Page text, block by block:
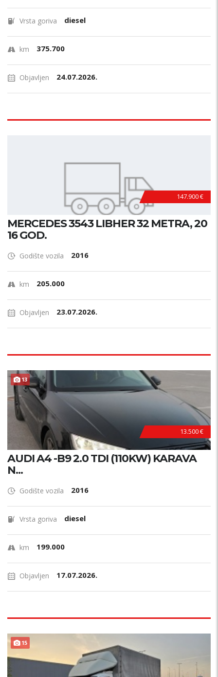
Vrsta goriva diesel
km 375.700
Objavljen 24.07.2026.
147.900 €
MERCEDES 3543 LIBHER 32 METRA, 20
16 GOD.
Godište vozila 2016
km 205.000
Objavljen 23.07.2026.
13
13.500 €
AUDI A4 -B9 2.0 TDI (110KW) KARAVA
N...
Godište vozila 2016
Vrsta goriva diesel
km 199.000
Objavljen 17.07.2026.
15